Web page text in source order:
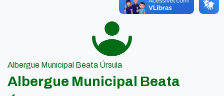
Albergue Municipal Beata Úrsula
Albergue Municipal Beata